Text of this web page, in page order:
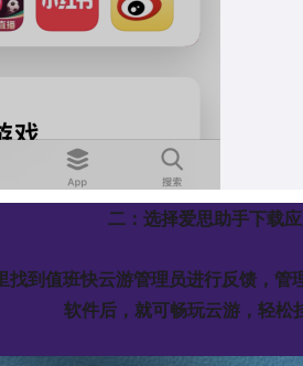
二：选择爱思助手下载应
到值班快云游管理员进行反馈，
软件后，就可畅玩云游，轻松